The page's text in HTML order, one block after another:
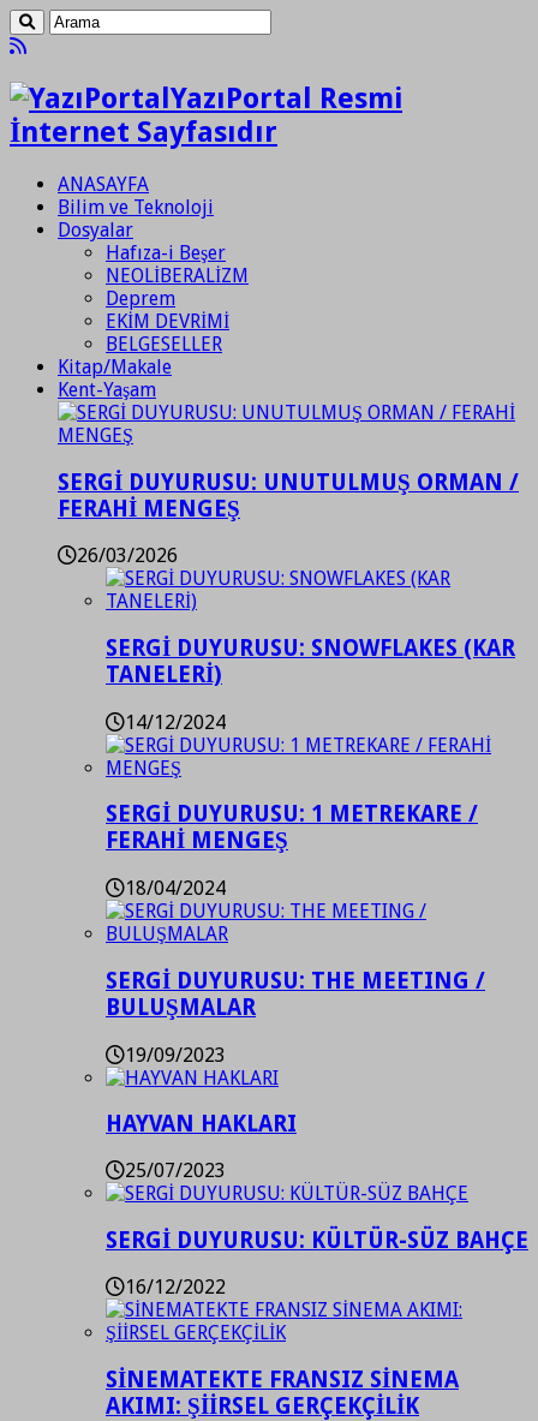
YazıPortal Resmi
İnternet Sayfasıdır
ANASAYFA
Bilim ve Teknoloji
Dosyalar
Hafıza-i Beşer
NEOLİBERALİZM
Deprem
EKİM DEVRİMİ
BELGESELLER
Kitap/Makale
Kent-Yaşam
SERGİ DUYURUSU: UNUTULMUŞ ORMAN /
FERAHİ MENGEŞ
26/03/2026
SERGİ DUYURUSU: SNOWFLAKES (KAR
TANELERİ)
14/12/2024
SERGİ DUYURUSU: 1 METREKARE /
FERAHİ MENGEŞ
18/04/2024
SERGİ DUYURUSU: THE MEETING /
BULUŞMALAR
19/09/2023
HAYVAN HAKLARI
25/07/2023
SERGİ DUYURUSU: KÜLTÜR-SÜZ BAHÇE
16/12/2022
SİNEMATEKTE FRANSIZ SİNEMA
AKIMI: ŞİİRSEL GERÇEKÇİLİK